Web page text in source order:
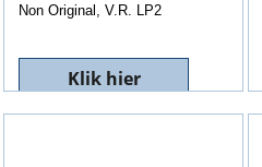
Non Original, V.R. LP2
Klik hier